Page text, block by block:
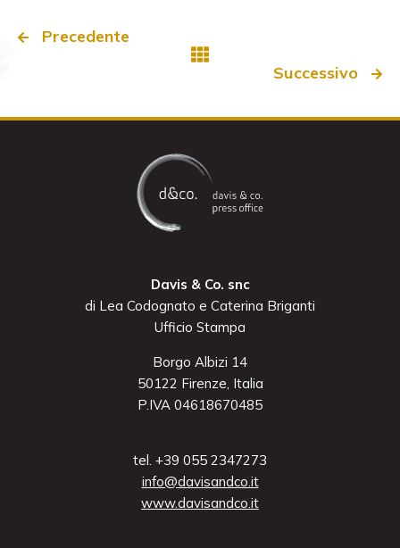
Precedente
Successivo
Davis & Co. snc
di Lea Codognato e Caterina Briganti
Ufficio Stampa
Borgo Albizi 14
50122 Firenze, Italia
P.IVA 04618670485
tel. +39 055 2347273
info@davisandco.it
www.davisandco.it